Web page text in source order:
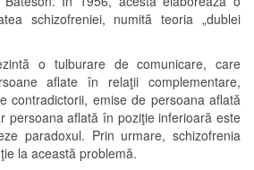
schizofreniei, numită teoria „dublei
o tulburare de comunicare, care
aflate în relaţii complementare,
contradictorii, emise de persoana aflată
persoana aflată în poziţie inferioară este
paradoxul. Prin urmare, schizofrenia
la această problemă.